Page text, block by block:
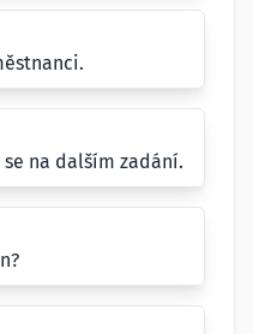
na dalším zadání.